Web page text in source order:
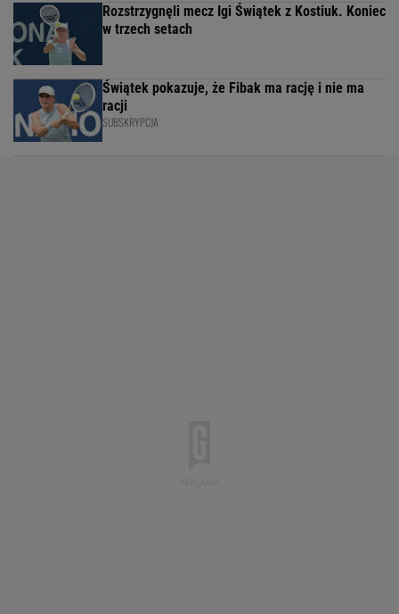
Rozstrzygnęli mecz Igi Świątek z Kostiuk. Koniec
w trzech setach
Świątek pokazuje, że Fibak ma rację i nie ma
racji
SUBSKRYPCJA